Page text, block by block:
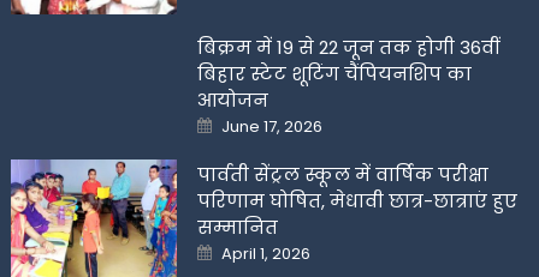
बिक्रम में 19 से 22 जून तक होगी 36वीं
बिहार स्टेट शूटिंग चैंपियनशिप का
आयोजन
Posted
on
June 17, 2026
पार्वती सेंट्रल स्कूल में वार्षिक परीक्षा
परिणाम घोषित, मेधावी छात्र-छात्राएं हुए
सम्मानित
Posted
on
April 1, 2026